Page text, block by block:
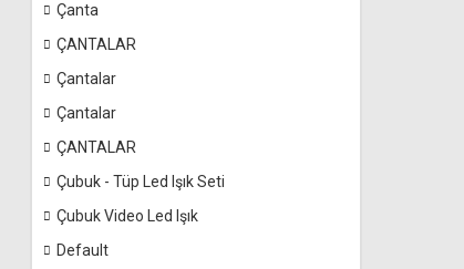
Çanta
ÇANTALAR
Çantalar
Çantalar
ÇANTALAR
Çubuk - Tüp Led Işık Seti
Çubuk Video Led Işık
Default